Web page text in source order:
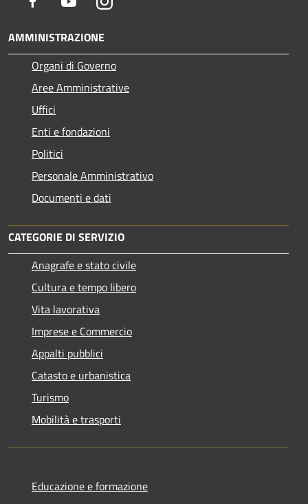
AMMINISTRAZIONE
Organi di Governo
Aree Amministrative
Uffici
Enti e fondazioni
Politici
Personale Amministrativo
Documenti e dati
CATEGORIE DI SERVIZIO
Anagrafe e stato civile
Cultura e tempo libero
Vita lavorativa
Imprese e Commercio
Appalti pubblici
Catasto e urbanistica
Turismo
Mobilità e trasporti
Educazione e formazione